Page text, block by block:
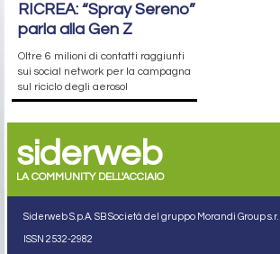
RICREA: “Spray Sereno”
parla alla Gen Z
Oltre 6 milioni di contatti raggiunti
sui social network per la campagna
sul riciclo degli aerosol
siderweb
LA COMMUNITY DELL'ACCIAIO
Siderweb S.p.A. SB Società del gruppo Morandi Group s.r.l.
ISSN 2532-2982